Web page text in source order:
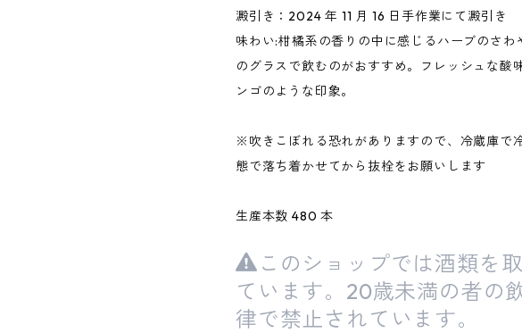
澱引き：2024 年 11 月 16 日手作業にて澱引き
味わい:柑橘系の香りの中に感じるハーブのさわ
のグラスで飲むのがおすすめ。フレッシュな酸
ンゴのような印象。
※吹きこぼれる恐れがありますので、冷蔵庫で
態で落ち着かせてから抜栓をお願いします
生産本数 480 本
このショップでは酒類を
ています。20歳未満の者の
律で禁止されています。